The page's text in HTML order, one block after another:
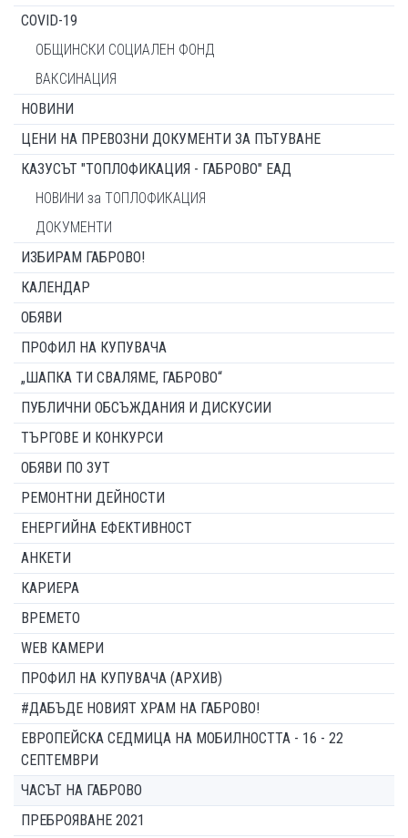
COVID-19
ОБЩИНСКИ СОЦИАЛЕН ФОНД
ВАКСИНАЦИЯ
НОВИНИ
ЦЕНИ НА ПРЕВОЗНИ ДОКУМЕНТИ ЗА ПЪТУВАНЕ
КАЗУСЪТ "ТОПЛОФИКАЦИЯ - ГАБРОВО" ЕАД
НОВИНИ за ТОПЛОФИКАЦИЯ
ДОКУМЕНТИ
ИЗБИРАМ ГАБРОВО!
КАЛЕНДАР
ОБЯВИ
ПРОФИЛ НА КУПУВАЧА
„ШАПКА ТИ СВАЛЯМЕ, ГАБРОВО“
ПУБЛИЧНИ ОБСЪЖДАНИЯ И ДИСКУСИИ
ТЪРГОВЕ И КОНКУРСИ
ОБЯВИ ПО ЗУТ
РЕМОНТНИ ДЕЙНОСТИ
ЕНЕРГИЙНА ЕФЕКТИВНОСТ
АНКЕТИ
КАРИЕРА
ВРЕМЕТО
WEB КАМЕРИ
ПРОФИЛ НА КУПУВАЧА (АРХИВ)
#ДАБЪДЕ НОВИЯТ ХРАМ НА ГАБРОВО!
ЕВРОПЕЙСКА СЕДМИЦА НА МОБИЛНОСТТА - 16 - 22
СЕПТЕМВРИ
ЧАСЪТ НА ГАБРОВО
ПРЕБРОЯВАНЕ 2021